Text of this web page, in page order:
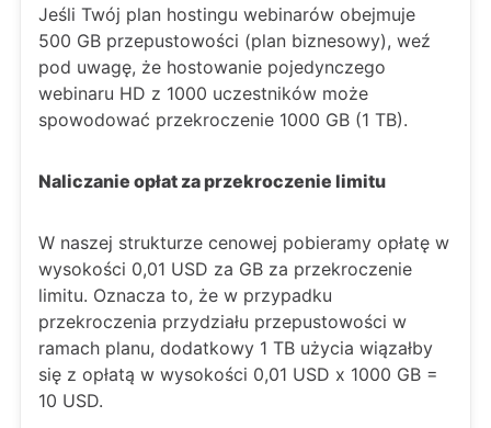
Jeśli Twój plan hostingu webinarów obejmuje
500 GB przepustowości (plan biznesowy), weź
pod uwagę, że hostowanie pojedynczego
webinaru HD z 1000 uczestników może
spowodować przekroczenie 1000 GB (1 TB).
Naliczanie opłat za przekroczenie limitu
W naszej strukturze cenowej pobieramy opłatę w
wysokości 0,01 USD za GB za przekroczenie
limitu. Oznacza to, że w przypadku
przekroczenia przydziału przepustowości w
ramach planu, dodatkowy 1 TB użycia wiązałby
się z opłatą w wysokości 0,01 USD x 1000 GB =
10 USD.